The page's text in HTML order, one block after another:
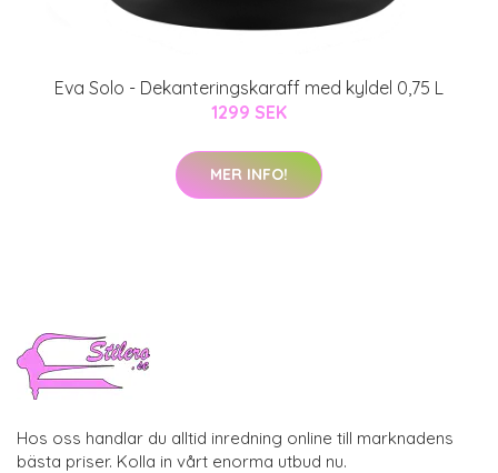
Eva Solo - Dekanteringskaraff med kyldel 0,75 L
1299 SEK
MER INFO!
Hos oss handlar du alltid inredning online till marknadens
bästa priser. Kolla in vårt enorma utbud nu.